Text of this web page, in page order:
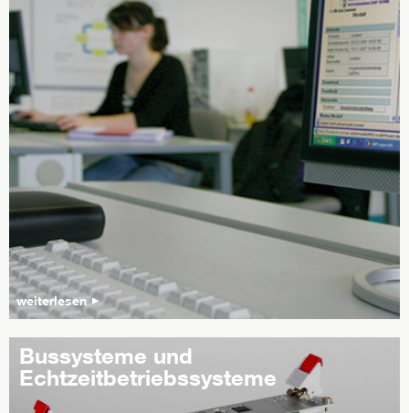
weiterlesen
Bussysteme und
Echtzeitbetriebssysteme